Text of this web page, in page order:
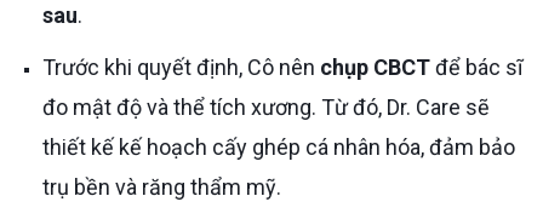
sau.
Trước khi quyết định, Cô nên chụp CBCTđể bác sĩ
đo mật độ và thể tích xương. Từ đó, Dr. Care sẽ
thiết kế kế hoạch cấy ghép cá nhân hóa, đảm bảo
trụ bền và răng thẩm mỹ.